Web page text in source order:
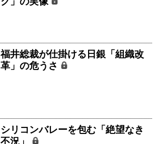
福井総裁が仕掛ける日銀「組織改
革」の危うさ
シリコンバレーを包む「絶望なき
不況」